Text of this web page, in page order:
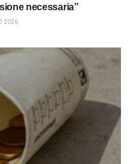
necessaria”
2026